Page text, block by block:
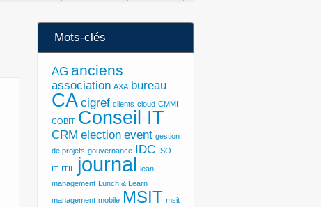
Mots-clés
AG anciens
association AXA bureau
CA cigref clients cloud CMMI
COBIT Conseil IT
CRM election event gestion
de projets gouvernance IDC ISO
IT ITIL journal lean
management Lunch & Learn
management mobile MSIT msit